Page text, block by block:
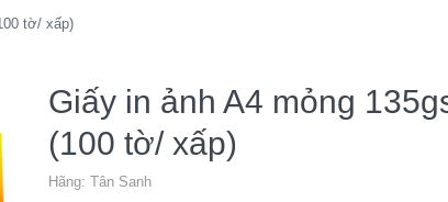
tờ/ xấp)
Giấy in ảnh A4 mỏng
(100 tờ/ xấp)
Hãng: Tân Sanh